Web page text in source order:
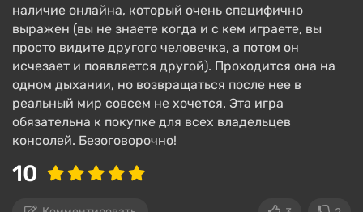
наличие онлайна, который очень специфично
выражен (вы не знаете когда и с кем играете, вы
просто видите другого человечка, а потом он
исчезает и появляется другой). Проходится она на
одном дыхании, но возвращаться после нее в
реальный мир совсем не хочется. Эта игра
обязательна к покупке для всех владельцев
консолей. Безоговорочно!
10